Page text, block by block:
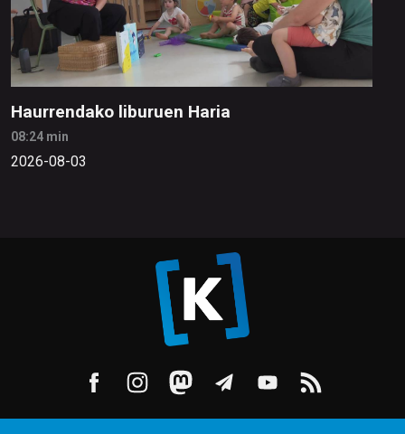
Haurrendako liburuen Haria
08:24 min
2026-08-03